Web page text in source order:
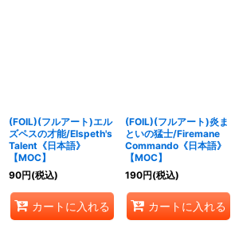
(FOIL)(フルアート)エル
ズペスの才能/Elspeth's
Talent《日本語》
【MOC】
90円(税込)
カートに入れる
(FOIL)(フルアート)炎ま
といの猛士/Firemane
Commando《日本語》
【MOC】
190円(税込)
カートに入れる